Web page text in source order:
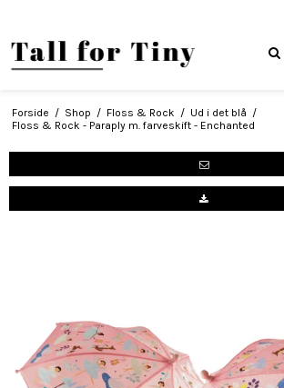
Forside / Shop / Floss & Rock / Ud i det blå /
Floss & Rock - Paraply m. farveskift - Enchanted